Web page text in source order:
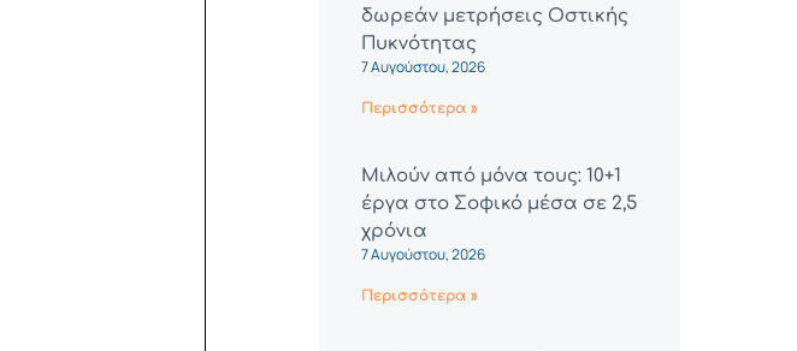
δωρεάν μετρήσεις Οστικής
Πυκνότητας
7 Αυγούστου, 2026
Περισσότερα »
Μιλούν από μόνα τους: 10+1
έργα στο Σοφικό μέσα σε 2,5
χρόνια
7 Αυγούστου, 2026
Περισσότερα »